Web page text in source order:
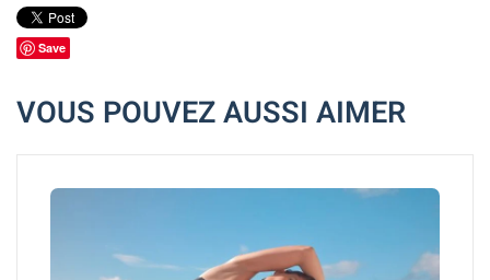
Save
VOUS POUVEZ AUSSI AIMER